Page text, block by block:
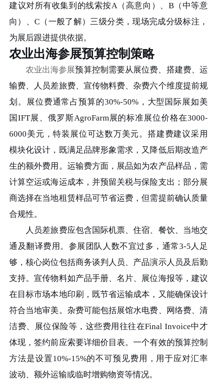
建议对所有收集到的线索按A（高意向）、B（中等意
向）、C（一般了解）三级分类，现场完成分级标注，
为展后跟进提供依据。
农业出海参展预算控制策略
农业出海参展预算控制需要从展位费、搭建费、运
输费、人员差旅费、宣传物料费、杂费六个维度提前规
划。展位费通常占预算的30%-50%，大型国际展如美
国IFT展、俄罗斯AgroFarm展的标准展位价格在3000-
6000美元，特装展位可达数万美元。搭建费建议采用
模块化设计，既满足品牌形象需求，又降低后期改造产
生的额外费用。运输费方面，展品如为农产品样品，需
计算空运或海运成本，并预留关税与保险支出；部分展
商选择在当地租赁样品可节省运费，但需提前确认质量
合规性。
人员差旅费应包含国际机票、住宿、餐饮、当地交
通及翻译费用。参展团队人数不宜过多，通常3-5人足
够，核心岗位包括商务谈判人员、产品演示人员及后勤
支持。宣传物料如产品手册、名片、展位海报等，建议
在目标市场本地印刷，既节省运输成本，又能确保设计
符合当地审美。杂费可能包括展馆水电费、网络费、清
洁费、展位保险等，这些费用往往在Final Invoice中才
体现，签约前应索要详细价目表。一个有效的预算控制
方法是设置10%-15%的不可预见费用，用于应对汇率
波动、额外运输或临时增购物资等情况。